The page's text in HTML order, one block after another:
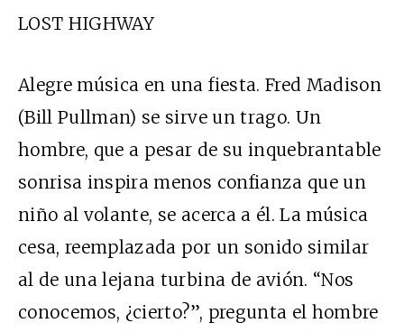
LOST HIGHWAY
Alegre música en una fiesta. Fred Madison
(Bill Pullman) se sirve un trago. Un
hombre, que a pesar de su inquebrantable
sonrisa inspira menos confianza que un
niño al volante, se acerca a él. La música
cesa, reemplazada por un sonido similar
al de una lejana turbina de avión. “Nos
conocemos, ¿cierto?”, pregunta el hombre